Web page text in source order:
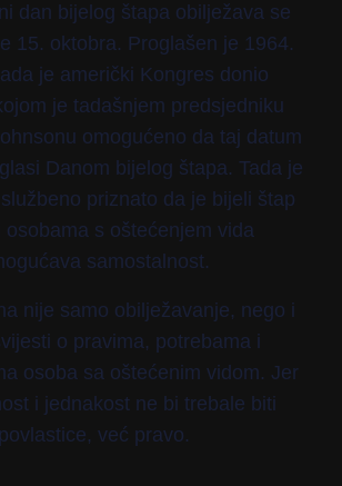
dan bijelog štapa obilježava se
15. oktobra. Proglašen je 1964.
je američki Kongres donio
je tadašnjem predsjedniku
omogućeno da taj datum
Danom bijelog štapa. Tada je
priznato da je bijeli štap
osobama s oštećenjem vida
samostalnost.
nije samo obilježavanje, nego i
o pravima, potrebama i
osoba sa oštećenim vidom. Jer
i jednakost ne bi trebale biti
povlastice, već pravo.